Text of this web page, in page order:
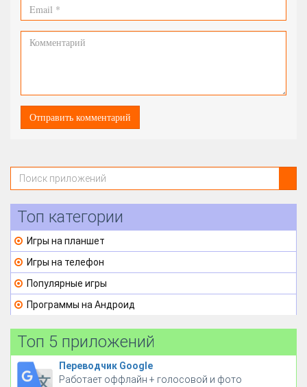
Топ категории
Игры на планшет
Игры на телефон
Популярные игры
Программы на Андроид
Топ 5 приложений
Переводчик Google
Работает оффлайн + голосовой и фото